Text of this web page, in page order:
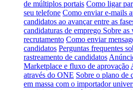
de múltiplos portais Como ligar
seu telefone Como enviar e-mails
candidatos ao avançar entre as
candidaturas de emprego Sobre as
recrutamento Como enviar
candidatos Perguntas frequentes
rastreamento de candidatos
Marketplace e fluxo de aprovação
através do ONE Sobre o plano de
em massa com o importador